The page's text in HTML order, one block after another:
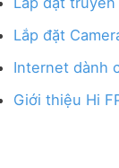
Lắp đặt
Internet dành
Giới thiệu Hi